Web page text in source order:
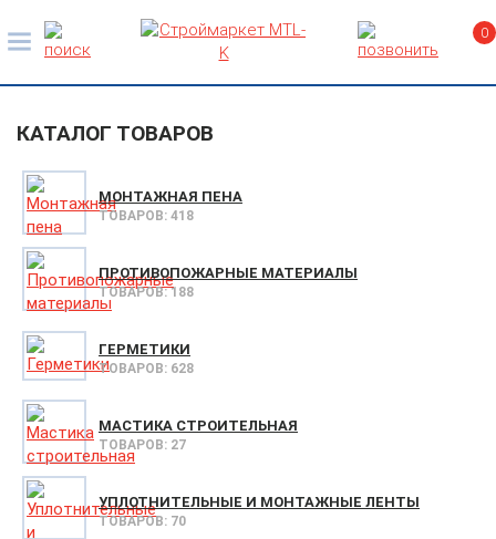
0
КАТАЛОГ ТОВАРОВ
МОНТАЖНАЯ ПЕНА
ТОВАРОВ: 418
ПРОТИВОПОЖАРНЫЕ МАТЕРИАЛЫ
ТОВАРОВ: 188
ГЕРМЕТИКИ
ТОВАРОВ: 628
МАСТИКА СТРОИТЕЛЬНАЯ
ТОВАРОВ: 27
УПЛОТНИТЕЛЬНЫЕ И МОНТАЖНЫЕ ЛЕНТЫ
ТОВАРОВ: 70